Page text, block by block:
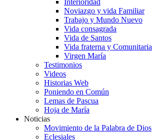
Noviazgo y vida Familiar
Trabajo y Mundo Nuevo
Vida consagrada
Vida de Santos
Vida fraterna y Comunitaria
Virgen María
Testimonios
Videos
Historias Web
Poniendo en Común
Lemas de Pascua
Hoja de María
Noticias
Movimiento de la Palabra de Dios
Eclesiales